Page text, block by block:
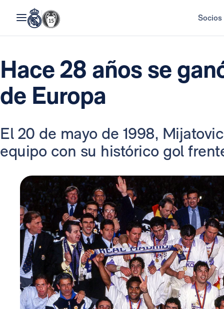
Socios
Hace 28 años se
de Europa
El 20 de mayo de 1998,
equipo con su histórico gol